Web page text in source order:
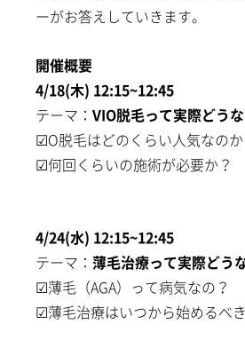
診療時間：11時-20
ーがお答えしていきます。
開催概要
4/18(木) 12:15~12:45
テーマ： VIO脱毛って実際どう
☑︎O脱毛はどのくらい人気なのか
☑︎何回くらいの施術が必要か？
4/24(水) 12:15~12:45
テーマ： 薄毛治療って実際どう
☑︎薄毛（AGA）って病気なの？
☑︎薄毛治療はいつから始めるべ